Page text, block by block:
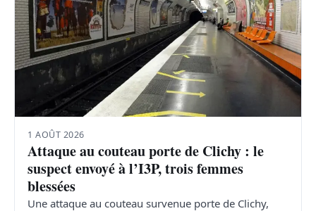
1 AOÛT 2026
Attaque au couteau porte de Clichy : le
suspect envoyé à l’I3P, trois femmes
blessées
Une attaque au couteau survenue porte de Clichy,